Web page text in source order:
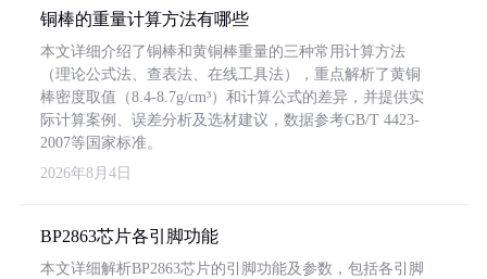
铜棒的重量计算方法有哪些
本文详细介绍了铜棒和黄铜棒重量的三种常用计算方法
（理论公式法、查表法、在线工具法），重点解析了黄铜
棒密度取值（8.4-8.7g/cm³）和计算公式的差异，并提供实
际计算案例、误差分析及选材建议，数据参考GB/T 4423-
2007等国家标准。
2026年8月4日
BP2863芯片各引脚功能
本文详细解析BP2863芯片的引脚功能及参数，包括各引脚